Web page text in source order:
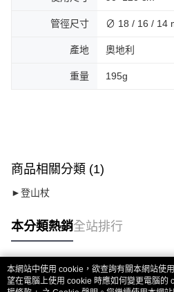
管徑尺寸 ∅ 18 / 16 / 14
產地 奧地利
重量 195g
商品相關分類 (1)
►登山杖
本分類熱銷全站排行
熱門標籤
本網站中使用 cookie，欲查詢有關本網站使
望在電腦上使用 cookie 時應如何變更電腦的